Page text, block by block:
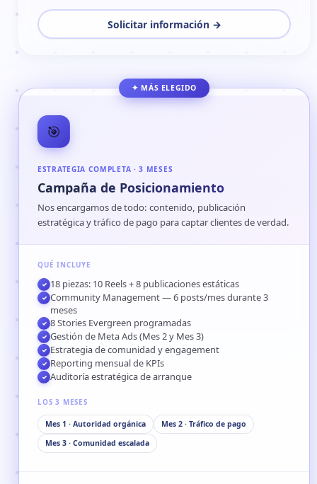
Solicitar información →
✦ MÁS ELEGIDO
🎯
ESTRATEGIA COMPLETA · 3 MESES
Campaña de Posicionamiento
Nos encargamos de todo: contenido, publicación
estratégica y tráfico de pago para captar clientes de verdad.
QUÉ INCLUYE
✓ 18 piezas: 10 Reels + 8 publicaciones estáticas
✓ Community Management — 6 posts/mes durante 3
meses
✓ 8 Stories Evergreen programadas
✓ Gestión de Meta Ads (Mes 2 y Mes 3)
✓ Estrategia de comunidad y engagement
✓ Reporting mensual de KPIs
✓ Auditoría estratégica de arranque
LOS 3 MESES
Mes 1 · Autoridad orgánica
Mes 2 · Tráfico de pago
Mes 3 · Comunidad escalada